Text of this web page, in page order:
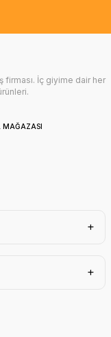
firması. İç giyime dair her
MAĞAZASI